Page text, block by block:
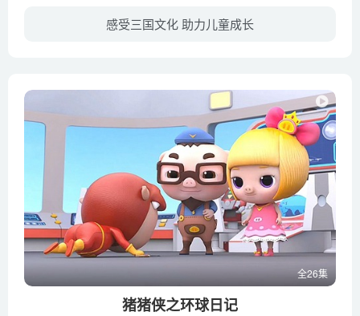
感受三国文化 助力儿童成长
全26集
猪猪侠之环球日记